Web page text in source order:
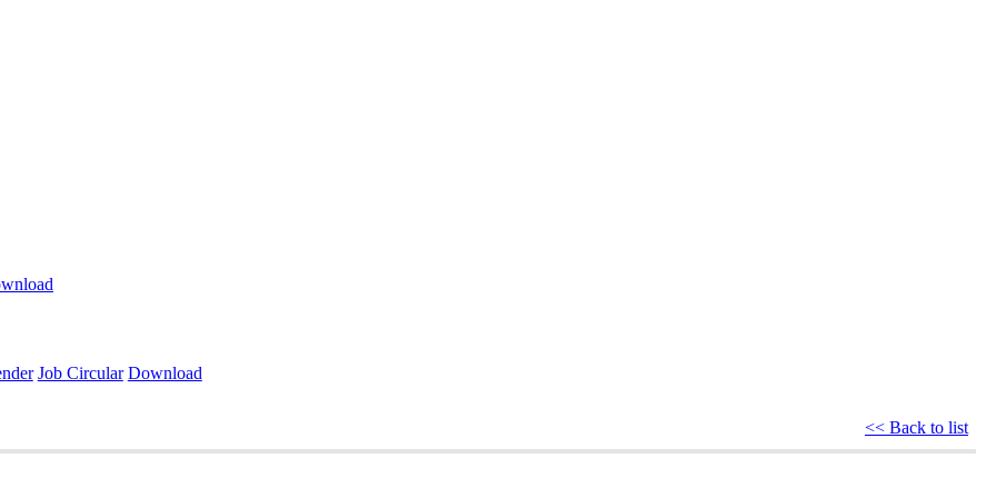
Job Circular Download
<< Back to list